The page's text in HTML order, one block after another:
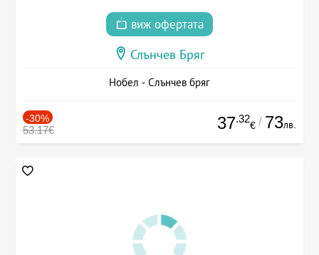
виж офертата
Слънчев Бряг
Нобел - Слънчев бряг
-30%
53.17€ 37.32
€ / 73лв.